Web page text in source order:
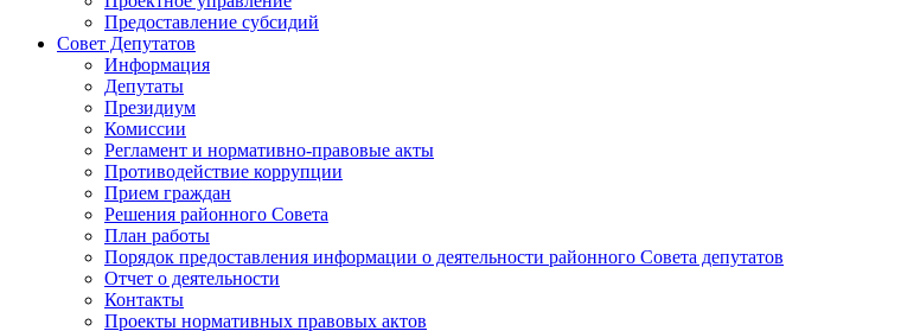
Предоставление субсидий
Совет Депутатов
Информация
Депутаты
Президиум
Комиссии
Регламент и нормативно-правовые акты
Противодействие коррупции
Прием граждан
Решения районного Совета
План работы
Порядок предоставления информации о деятельности районного Совета депутатов
Отчет о деятельности
Контакты
Проекты нормативных правовых актов